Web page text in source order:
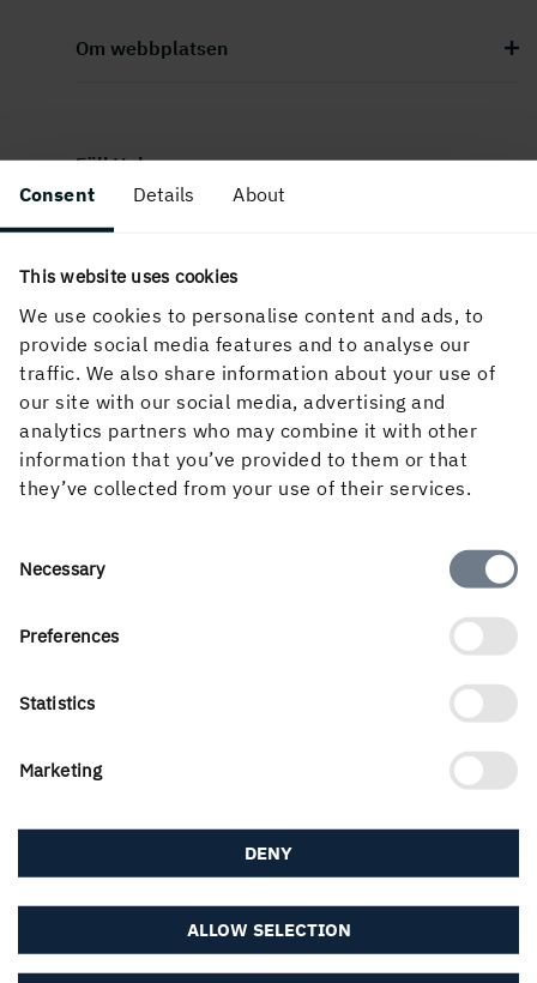
Consent Details About
This website uses cookies
We use cookies to personalise content and ads, to
provide social media features and to analyse our
traffic. We also share information about your use of
our site with our social media, advertising and
analytics partners who may combine it with other
information that you’ve provided to them or that
they’ve collected from your use of their services.
Consent
Necessary
Preferences
Statistics
Marketing
ALLOW SELECTION
DENY
Om webbplatsen
Följ Holmen
Swedish
Holmen Trävaror är en del av Holmen-koncernen och
byggindustrin samt direkt till bygghandeln och
trävaruimportörer. Råvaran kommer från våra egna
långsamväxande och ansvarsfullt brukade skogar och
förädlas till hållbart byggnadsmaterial på våra fem
på råvaran, logistikkedjan från skog till såg och hela
produktionen kan vi garantera att vi är en stabil och trygg
leverantör.
Holmen Trävaror är en del av Holmen Group.